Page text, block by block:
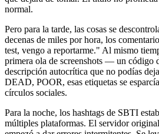
normal.
Pero para la tarde, las cosas se
decenas de miles por hora, los
test, vengo a reportarme." Al mismo
primera ola de screenshots — un código
descripción autocrítica que no podías
DEAD, POOR, esas etiquetas se
círculos sociales.
Para la noche, los hashtags de SBTI
múltiples plataformas. El servidor